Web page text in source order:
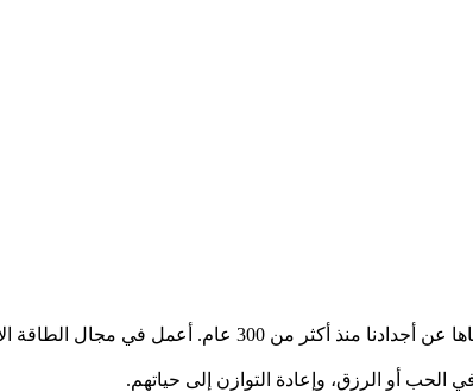
أنا معالج روحاني وراثي، أمتلك أسرار الطقوس الإفريقية
أو الرزق، وإعادة التوازن إلى حياتهم.